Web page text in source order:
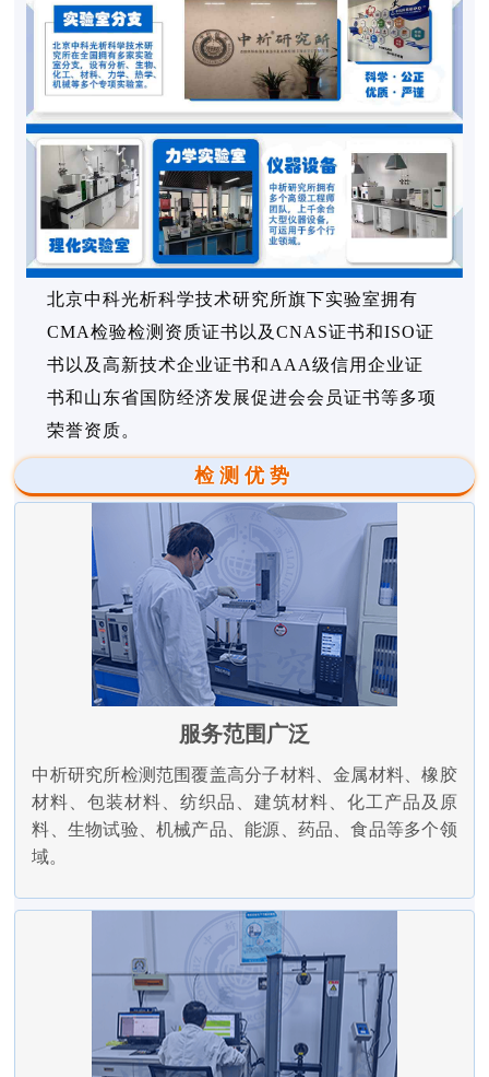
北京中科光析科学技术研究所旗下实验室拥有
CMA检验检测资质证书以及CNAS证书和ISO证
书以及高新技术企业证书和AAA级信用企业证
书和山东省国防经济发展促进会会员证书等多项
荣誉资质。
检测优势
服务范围广泛
中析研究所检测范围覆盖高分子材料、金属材料、橡胶
材料、包装材料、纺织品、建筑材料、化工产品及原
料、生物试验、机械产品、能源、药品、食品等多个领
域。